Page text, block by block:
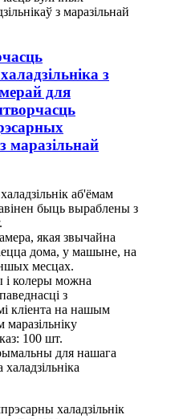
з
для
маразільнай
аб'ёмам
быць выраблены з
якая звычайна
дома, у машыне, на
месцах.
колеры можна
з
кліента на нашым
маразільніку
100 шт.
для нашага